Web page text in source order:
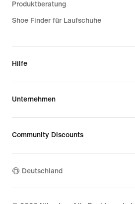
Produktberatung
Shoe Finder für Laufschuhe
Hilfe
Unternehmen
Community Discounts
Deutschland